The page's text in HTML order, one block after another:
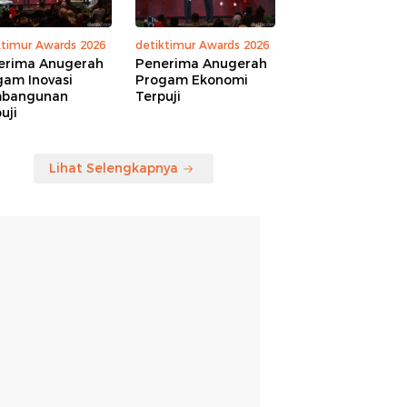
Awards 2026
Anugerah
Inovasi
detiktimur Awards 2026
Penerima Anugerah
Progam Ekonomi
Terpuji
Lihat Selengkapnya